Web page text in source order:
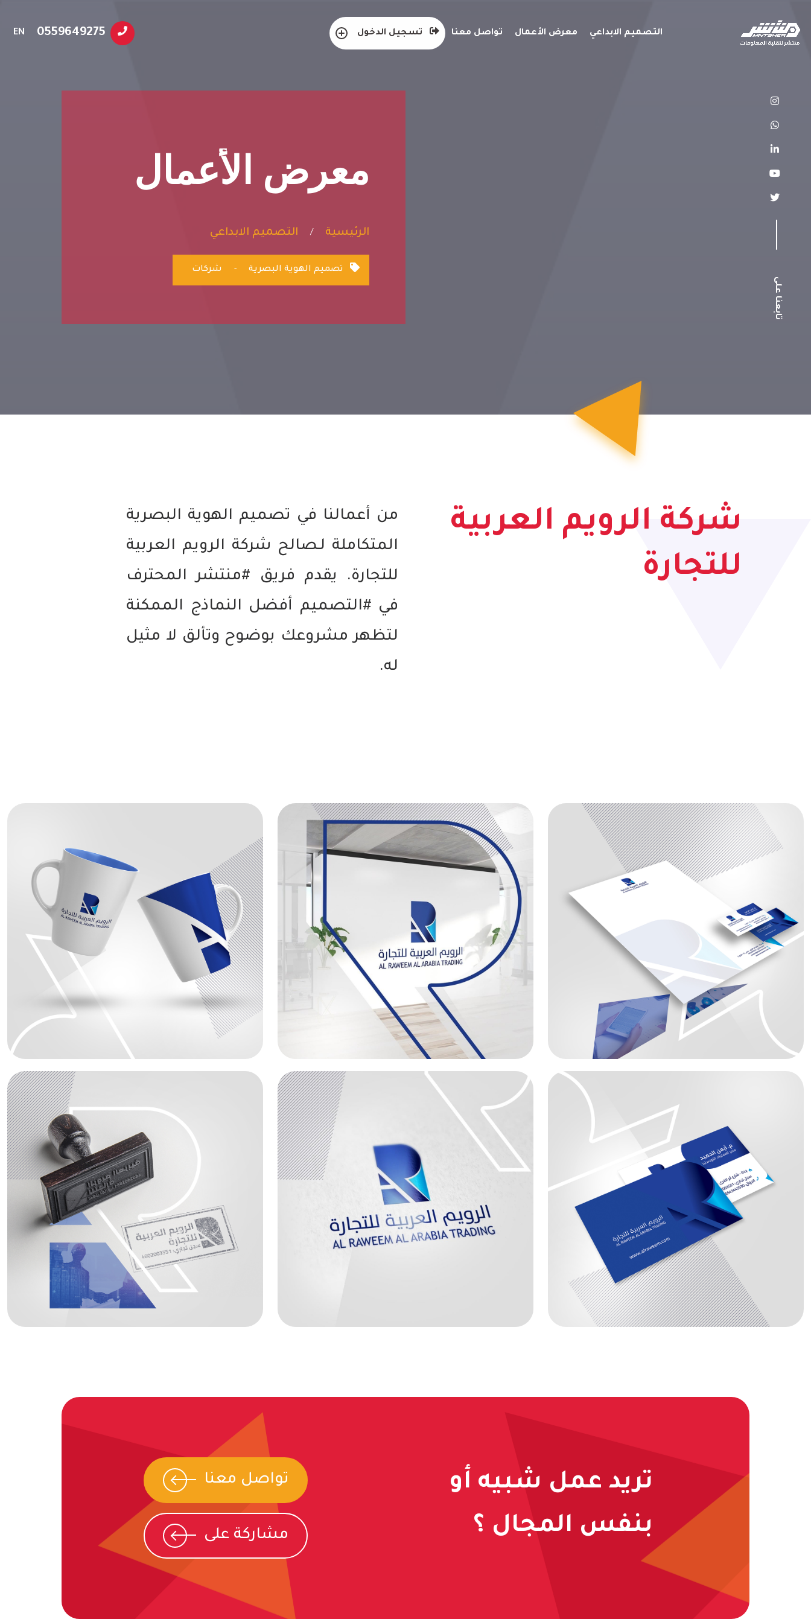
التصميم الابداعي معرض الأعمال تواصل معنا تسجيل الدخول 0559649275
EN
تابعنا على
معرض الأعمال
الرئيسية / التصميم الابداعي
تصميم الهوية البصرية - شركات
شركة الرويم العربية
للتجارة
من أعمالنا في تصميم الهوية البصرية
المتكاملة لـصالح شركة الرويم العربية
للتجارة. يقدم فريق #منتشر المحترف
في #التصميم أفضل النماذج الممكنة
لتظهر مشروعك بوضوح وتألق لا مثيل
له.
تريد عمل شبيه أو
بنفس المجال ؟
تواصل معنا
مشاركة على